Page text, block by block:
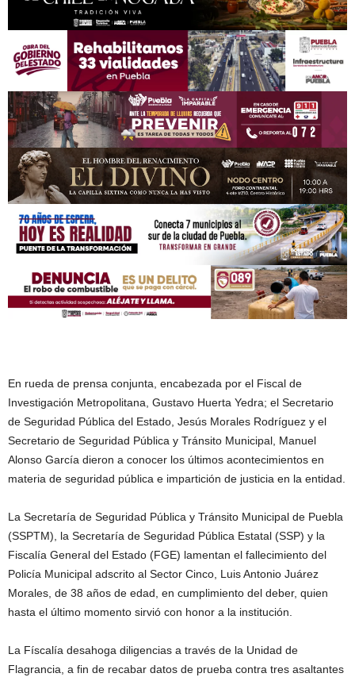
En rueda de prensa conjunta, encabezada por el Fiscal de
Investigación Metropolitana, Gustavo Huerta Yedra; el Secretario
de Seguridad Pública del Estado, Jesús Morales Rodríguez y el
Secretario de Seguridad Pública y Tránsito Municipal, Manuel
Alonso García dieron a conocer los últimos acontecimientos en
materia de seguridad pública e impartición de justicia en la entidad.
La Secretaría de Seguridad Pública y Tránsito Municipal de Puebla
(SSPTM), la Secretaría de Seguridad Pública Estatal (SSP) y la
Fiscalía General del Estado (FGE) lamentan el fallecimiento del
Policía Municipal adscrito al Sector Cinco, Luis Antonio Juárez
Morales, de 38 años de edad, en cumplimiento del deber, quien
hasta el último momento sirvió con honor a la institución.
La Físcalía desahoga diligencias a través de la Unidad de
Flagrancia, a fin de recabar datos de prueba contra tres asaltantes